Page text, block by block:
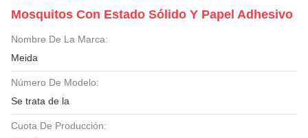
Mosquitos Con Estado Sólido Y Papel Adhesivo
Nombre De La Marca:
Meida
Número De Modelo:
Se trata de la
Cuota De Producción: